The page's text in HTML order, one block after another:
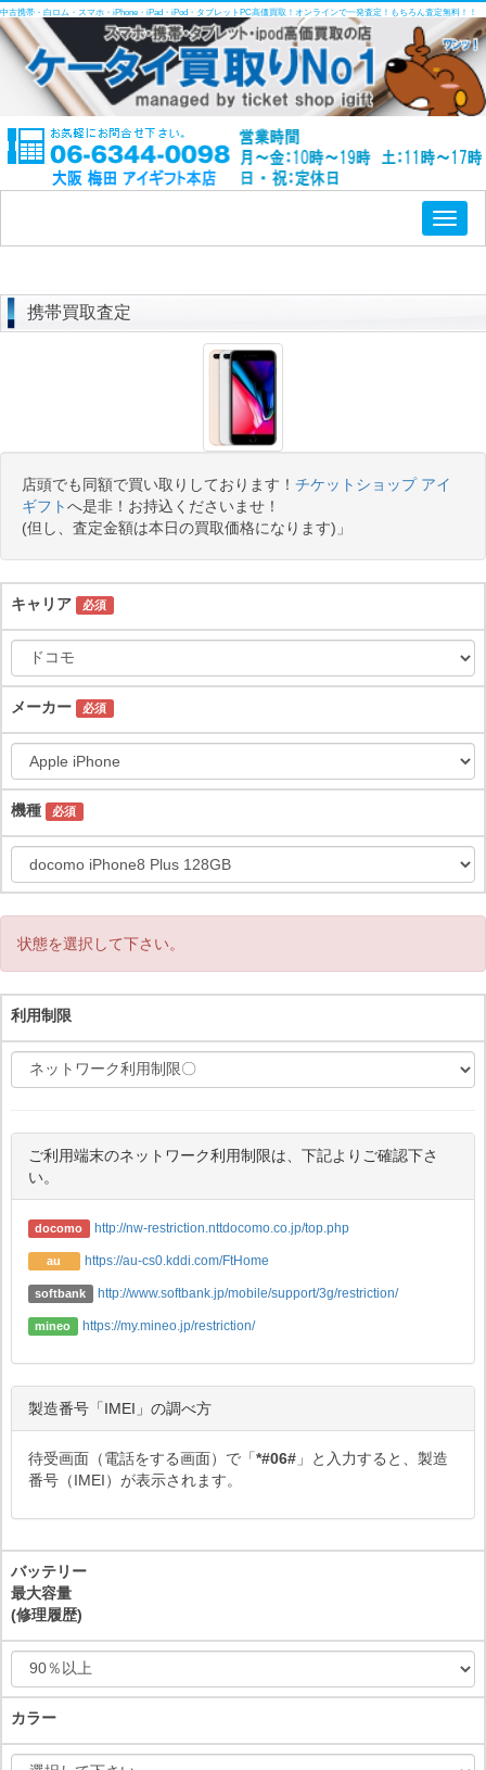
中古携帯・白ロム・スマホ・iPhone・iPad・iPod・タブレットPC高価買取！オンラインで一発査定！もちろん査定無料！！
携帯買取査定
店頭でも同額で買い取りしております！ チケットショップ アイ
ギフトへ是非！お持込くださいませ！
(但し、査定金額は本日の買取価格になります)」
キャリア 必須
メーカー 必須
機種 必須
状態を選択して下さい。
利用制限
ご利用端末のネットワーク利用制限は、下記よりご確認下さ
い。
docomo http://nw-restriction.nttdocomo.co.jp/top.php
au https://au-cs0.kddi.com/FtHome
softbank http://www.softbank.jp/mobile/support/3g/restriction/
mineo https://my.mineo.jp/restriction/
製造番号「IMEI」の調べ方
待受画面（電話をする画面）で「*#06# 」と入力すると、製造
番号（IMEI）が表示されます。
バッテリー
最大容量
(修理履歴)
カラー